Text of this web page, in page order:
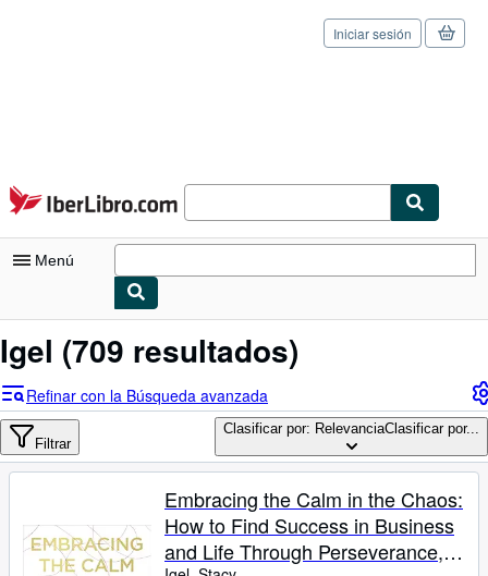
Pasar al contenido principal
IberLibro.com
Iniciar sesión
Menú
Mi cuenta
Consultar mis pedidos
Cerrar sesión
Búsqueda avanzada
Libros antiguos
Arte y coleccionismo
Igel (709 resultados)
Refinar con la Búsqueda avanzada
Filtrar
Clasificar por: RelevanciaClasificar por...
Embracing the Calm in the Chaos:
How to Find Success in Business
and Life Through Perseverance,